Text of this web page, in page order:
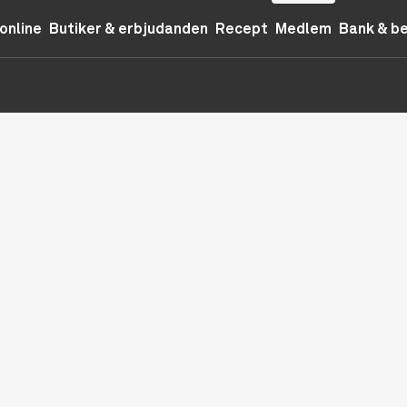
Butiker & erbjudanden Recept Medlem Bank &